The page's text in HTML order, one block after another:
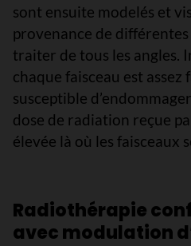
sont ensuite modelés et
provenance de
traiter de tous les angles.
chaque faisceau est assez
susceptible
dose de radiation reçue
élevée là où les faisceaux
Radiothérapie
avec modulation